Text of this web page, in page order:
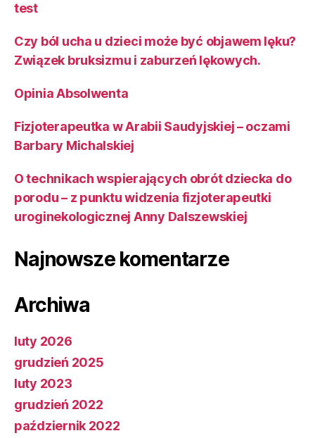
test
Czy ból ucha u dzieci może być objawem lęku?
Związek bruksizmu i zaburzeń lękowych.
Opinia Absolwenta
Fizjoterapeutka w Arabii Saudyjskiej – oczami
Barbary Michalskiej
O technikach wspierających obrót dziecka do
porodu – z punktu widzenia fizjoterapeutki
uroginekologicznej Anny Dalszewskiej
Najnowsze komentarze
Archiwa
luty 2026
grudzień 2025
luty 2023
grudzień 2022
październik 2022